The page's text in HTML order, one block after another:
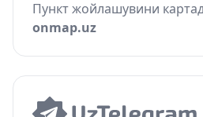
Пункт жойлашувини
onmap.uz